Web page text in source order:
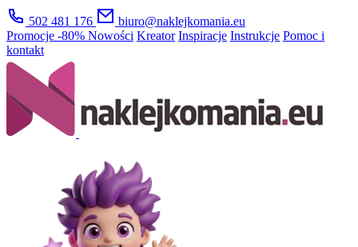
502 481 176
biuro@naklejkomania.eu
Promocje -80% Nowości Kreator Inspiracje Instrukcje Pomoc i
kontakt